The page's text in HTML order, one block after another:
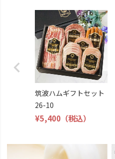
筑波ハムギフトセット
26-10
¥5,400 （税込）